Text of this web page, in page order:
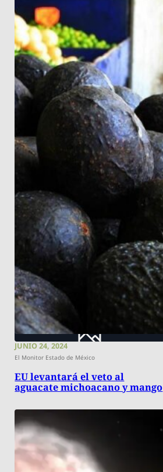
JUNIO 24, 2024
El Monitor Estado de México
EU levantará el veto al
aguacate michoacano y mango